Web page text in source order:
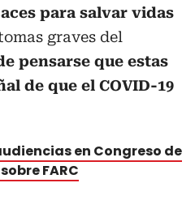
para salvar vidas
graves del
pensarse que estas
de que el COVID-19
en Congreso de
FARC